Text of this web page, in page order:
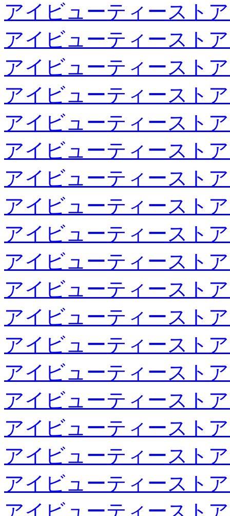
アイビューティースト
アイビューティースト
アイビューティースト
アイビューティースト
アイビューティースト
アイビューティースト
アイビューティースト
アイビューティースト
アイビューティースト
アイビューティースト
アイビューティースト
アイビューティースト
アイビューティースト
アイビューティースト
アイビューティースト
アイビューティースト
アイビューティースト
アイビューティースト
アイビューティースト